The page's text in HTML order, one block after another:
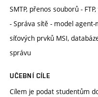
SMTP, přenos souborů -
- Správa sítě - model
síťových prvků MSI,
správu
UČEBNÍ CÍLE
Cílem je podat studentům